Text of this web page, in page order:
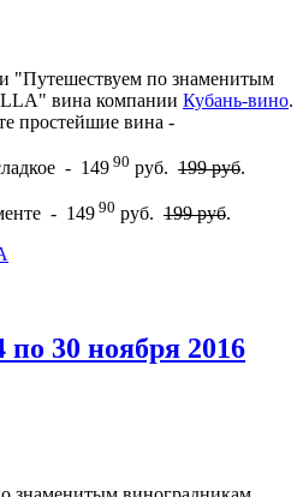
"Путешествуем по знаменитым
вина компании Кубань-вино.
простейшие вина -
- 149 90 руб. 199 руб.
- 149 90 руб. 199 руб.
30 ноября 2016